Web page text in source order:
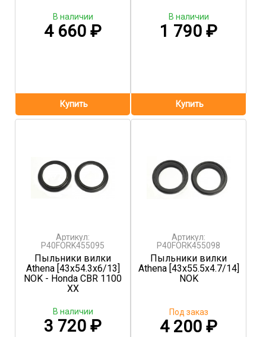
4 660 ₽
В наличии
1 790₽
В наличии
Артикул:
P40FORK455095
Пыльники вилки
Athena [43x54.3x6/13]
NOK - Honda CBR 1100
XX
3 720 ₽
В наличии
Артикул:
P40FORK455098
Пыльники вилки
Athena [43x55.5x4.7/14]
NOK
4 200₽
Под заказ